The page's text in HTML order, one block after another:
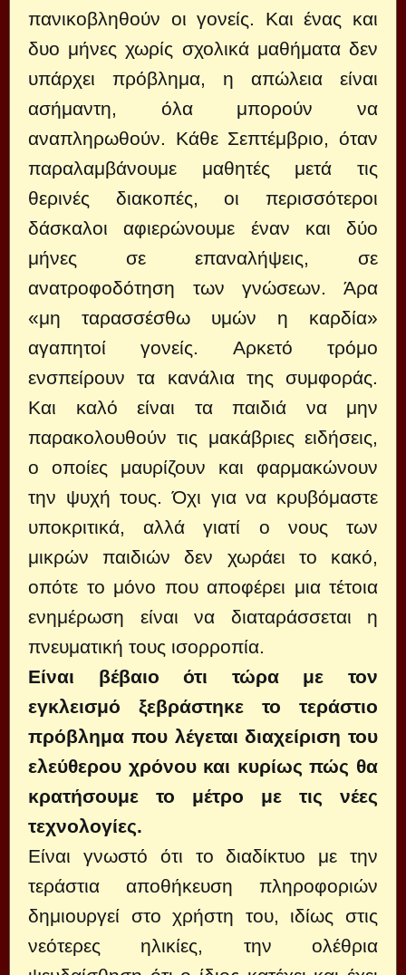
πανικοβληθούν οι γονείς. Και ένας και
δυο μήνες χωρίς σχολικά μαθήματα δεν
υπάρχει πρόβλημα, η απώλεια είναι
ασήμαντη, όλα μπορούν να
αναπληρωθούν. Κάθε Σεπτέμβριο, όταν
παραλαμβάνουμε μαθητές μετά τις
θερινές διακοπές, οι περισσότεροι
δάσκαλοι αφιερώνουμε έναν και δύο
μήνες σε επαναλήψεις, σε
ανατροφοδότηση των γνώσεων. Άρα
«μη ταρασσέσθω υμών η καρδία»
αγαπητοί γονείς. Αρκετό τρόμο
ενσπείρουν τα κανάλια της συμφοράς.
Και καλό είναι τα παιδιά να μην
παρακολουθούν τις μακάβριες ειδήσεις,
ο οποίες μαυρίζουν και φαρμακώνουν
την ψυχή τους. Όχι για να κρυβόμαστε
υποκριτικά, αλλά γιατί ο νους των
μικρών παιδιών δεν χωράει το κακό,
οπότε το μόνο που αποφέρει μια τέτοια
ενημέρωση είναι να διαταράσσεται η
πνευματική τους ισορροπία.
Είναι βέβαιο ότι τώρα με τον
εγκλεισμό ξεβράστηκε το τεράστιο
πρόβλημα που λέγεται διαχείριση του
ελεύθερου χρόνου και κυρίως πώς θα
κρατήσουμε το μέτρο με τις νέες
τεχνολογίες.
Είναι γνωστό ότι το διαδίκτυο με την
τεράστια αποθήκευση πληροφοριών
δημιουργεί στο χρήστη του, ιδίως στις
νεότερες ηλικίες, την ολέθρια